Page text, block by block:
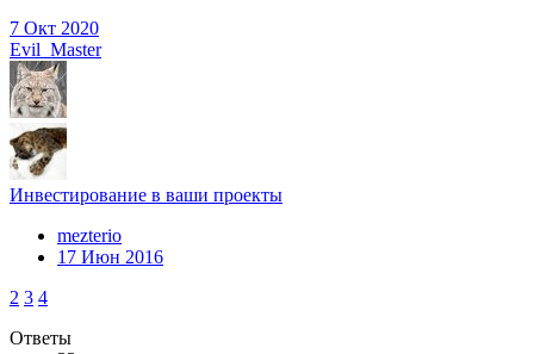
7 Окт 2020
Evil_Master
Инвестирование в ваши проекты
mezterio
17 Июн 2016
2 3 4
Ответы